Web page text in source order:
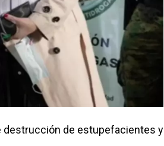
destrucción de estupefacientes y